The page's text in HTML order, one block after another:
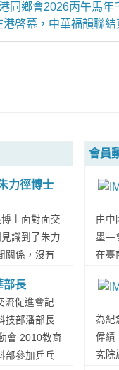
同鄉會2026丙午馬
港啓幕，中華福韻聯
力徑博士
士面對面交
識到了朱力
關係，沒有
大學南北小
，想起朱博
大學招生推
聽眾立馬都記
也體現了，
部長
流促進會記
技部潘部長
會 2010教育
部參加乒乓
會員
由中
墨—
在臺
家
分彰
特人
詞時
為紀
偉績
究院